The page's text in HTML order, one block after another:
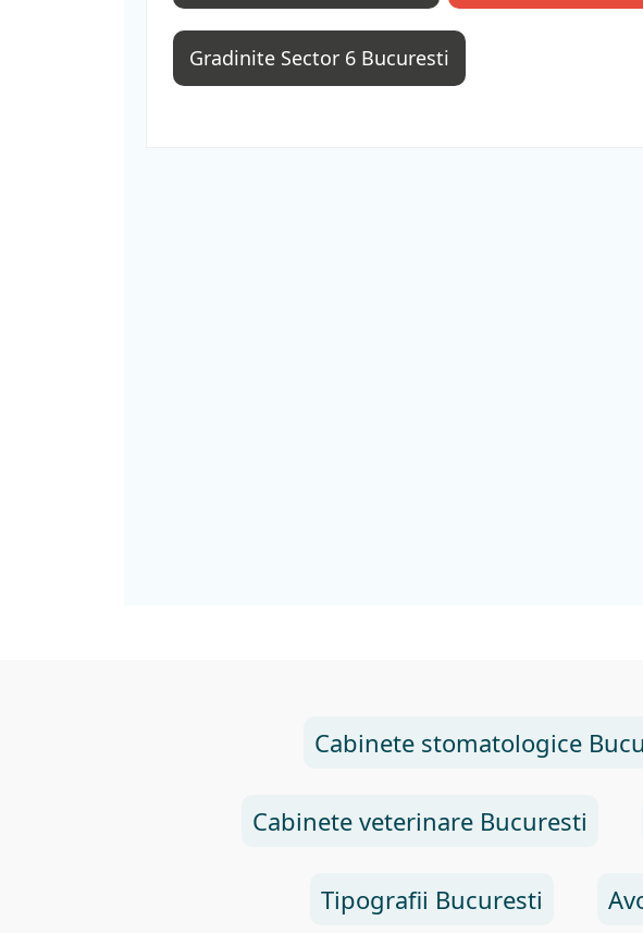
Gradinite Sector 6 Bucuresti
Cabinete stomatologice
Cabinete veterinare Bucuresti
Tipografii Bucuresti